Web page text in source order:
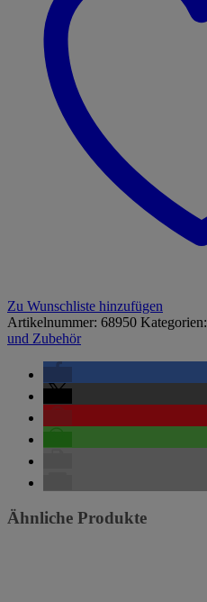
Zu Wunschliste hinzufügen
Artikelnummer: 68950 Kategorien:
und Zubehör
Ähnliche Produkte